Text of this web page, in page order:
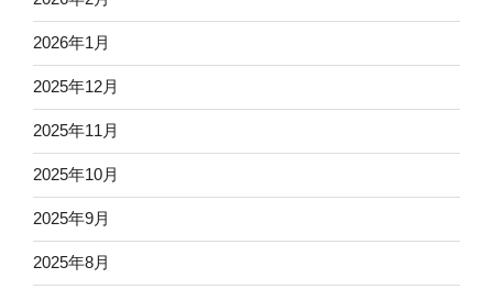
2026年1月
2025年12月
2025年11月
2025年10月
2025年9月
2025年8月